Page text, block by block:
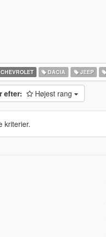
CHEVROLET DACIA JEEP
efter: Højest rang
kriterier.